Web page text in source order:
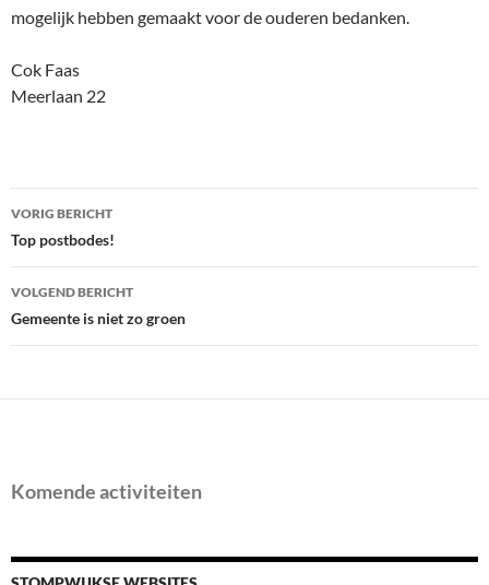
mogelijk hebben gemaakt voor de ouderen bedanken.
Cok Faas
Meerlaan 22
Bericht
navigatie
VORIG BERICHT
Top postbodes!
VOLGEND BERICHT
Gemeente is niet zo groen
Komende activiteiten